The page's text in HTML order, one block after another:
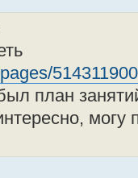
514311900
план
могу